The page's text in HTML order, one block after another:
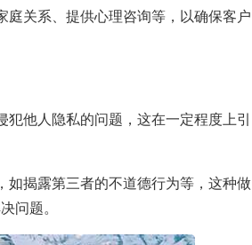
关系、提供心理咨询等，以确保客户
他人隐私的问题，这在一定程度上引
揭露第三者的不道德行为等，这种做
问题。